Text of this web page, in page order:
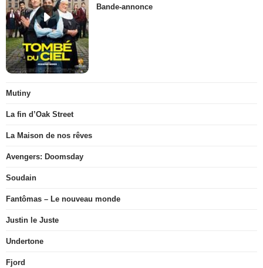
Bande-annonce
Mutiny
La fin d’Oak Street
La Maison de nos rêves
Avengers: Doomsday
Soudain
Fantômas – Le nouveau monde
Justin le Juste
Undertone
Fjord